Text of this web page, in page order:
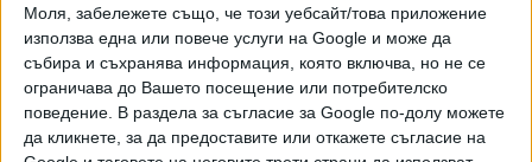
Моля, забележете също, че този уебсайт/това приложение
използва една или повече услуги на Google и може да
събира и съхранява информация, която включва, но не се
ограничава до Вашето посещение или потребителско
поведение. В раздела за съгласие за Google по-долу можете
да кликнете, за да предоставите или откажете съгласие на